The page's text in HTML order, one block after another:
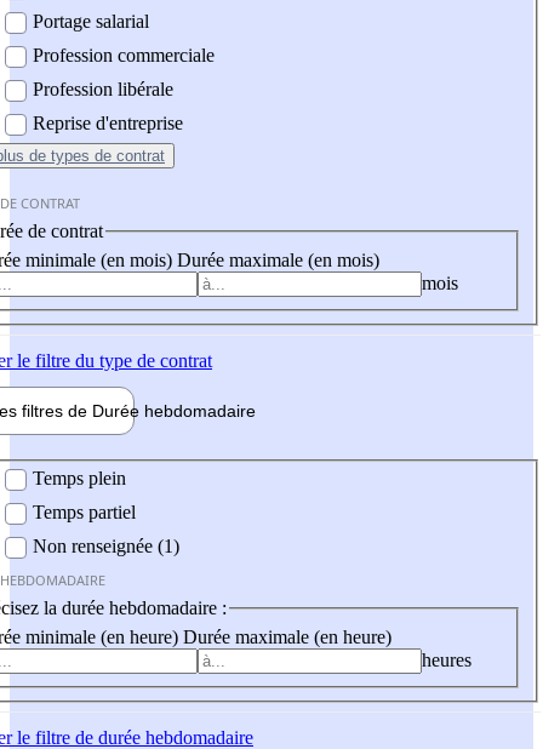
Portage salarial
Profession commerciale
Profession libérale
Reprise d'entreprise
de types de contrat
CONTRAT
de contrat
minimale (en mois) Durée maximale (en mois)
mois
le filtre du type de contrat
filtres de Durée hebdomadaire
Temps plein
Temps partiel
Non renseignée (1)
la durée hebdomadaire :
minimale (en heure) Durée maximale (en heure)
heures
le filtre de durée hebdomadaire